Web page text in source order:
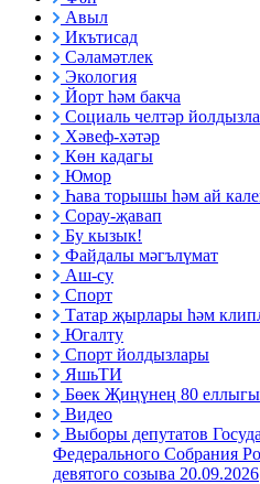
Авыл
Икътисад
Сәламәтлек
Экология
Йорт һәм бакча
Социаль челтәр
Хәвеф-хәтәр
Көн кадагы
Юмор
Һава торышы һәм ай
Сорау-җавап
Бу кызык!
Файдалы мәгълүмат
Аш-су
Спорт
Татар җырлары һәм
Югалту
Спорт йолдызлары
ЯшьТИ
Бөек Җиңүнең 80 еллыгы
Видео
Выборы депутатов
Федерального Собрания
девятого созыва 20.09.2026